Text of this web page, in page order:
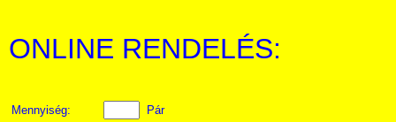
ONLINE RENDELÉS:
Mennyiség:
Pár